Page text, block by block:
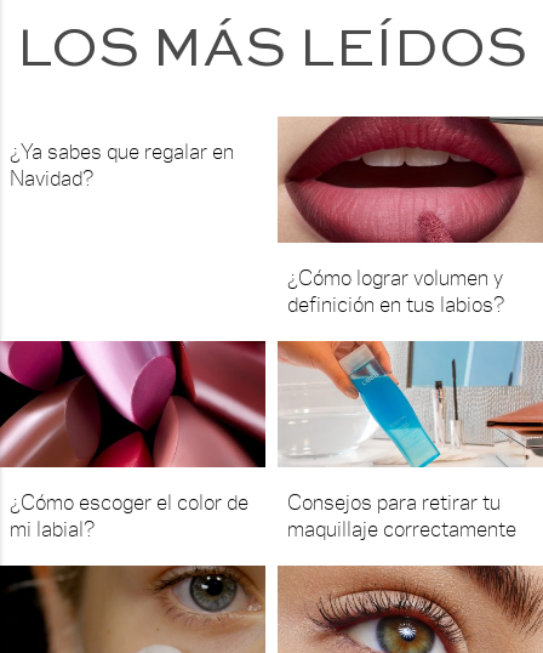
LOS MÁS LEÍDOS
¿Ya sabes que regalar en
Navidad?
¿Cómo lograr volumen y
definición en tus labios?
¿Cómo escoger el color de
mi labial?
Consejos para retirar tu
maquillaje correctamente